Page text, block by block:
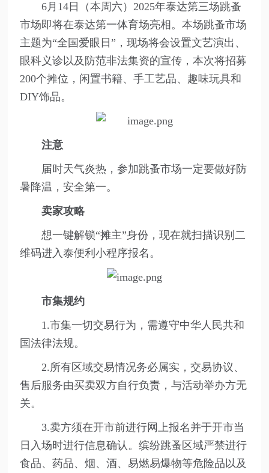
6月14日（本周六）2025年泰达第三场跳蚤
市场即将在泰达第一体育场亮相。本场跳蚤市场
主题为“全国爱眼日”，现场将会设置文艺演出、
眼科义诊 以及防范非法集资的宣传，本次将招募
200个摊位， 闲置书籍、手工艺品、 趣味玩具和
DIY饰品。
注意
届时天气炎热，参加跳蚤市场一定要做好防
暑降温，安全第一。
卖家攻略
想一键解锁“摊主”身份，现在就扫描识别二
维码进入泰便利小程序报名。
市集规约
1.市集一切交易行为，需遵守中华人民共和
国法律法规。
2.所有区域交易情况务必属实，交易协议、
售后服务由买卖双方自行负责，与活动举办方无
关。
3.卖方须在开市前进行网上报名并于开市当
日入场时进行信息确认。缤纷跳蚤区域严禁进行
食品、药品、烟、酒、易燃易爆物等危险品以及